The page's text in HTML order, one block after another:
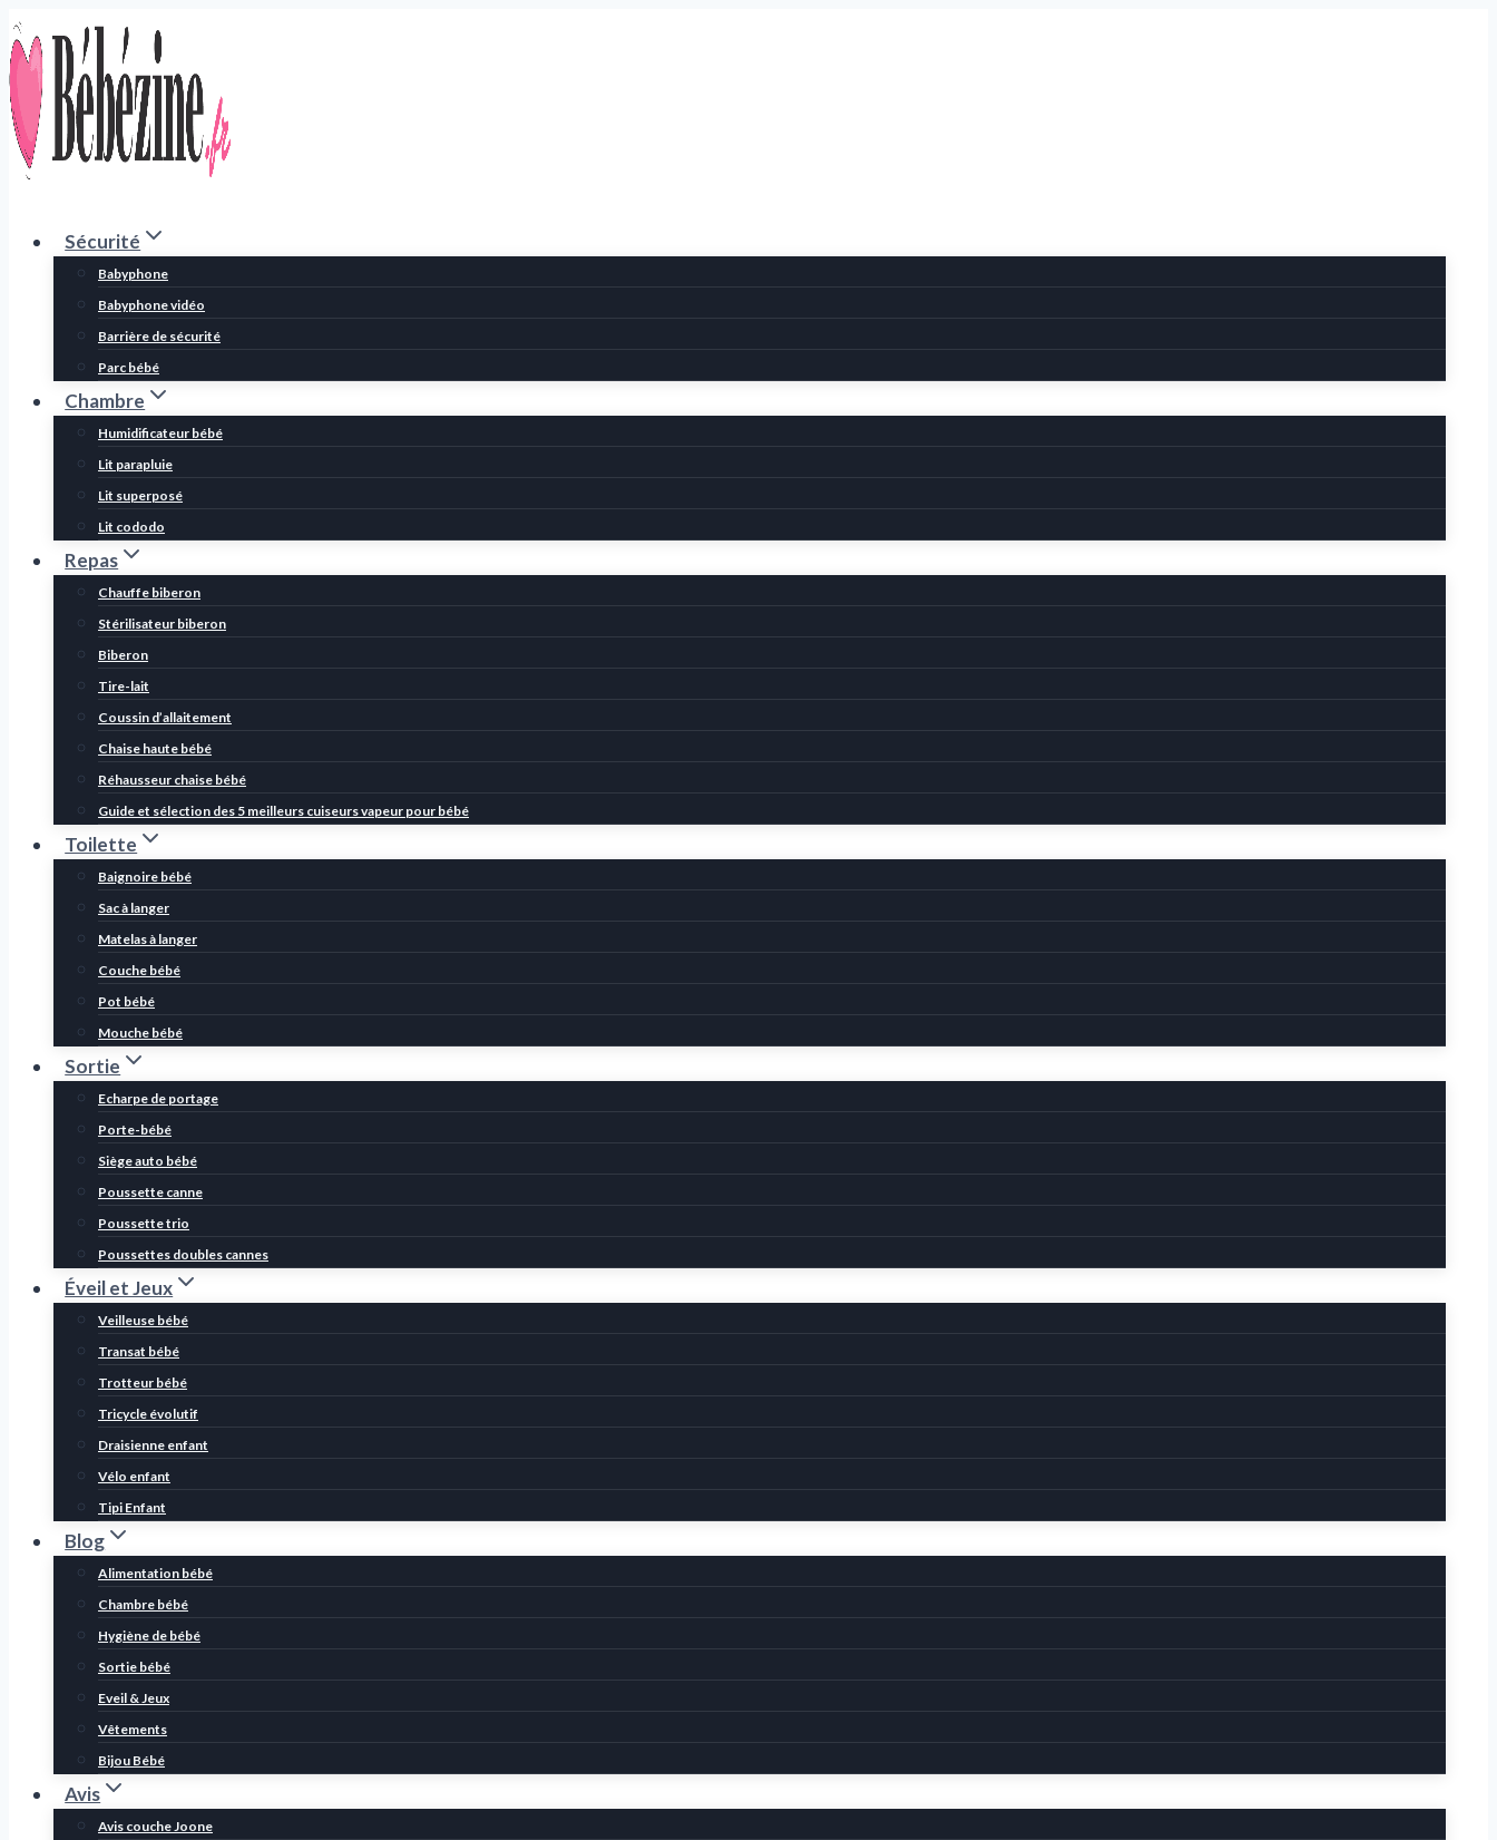
Aller
au
contenu
Sécurité
Babyphone
Babyphone vidéo
Barrière de sécurité
Parc bébé
Chambre
Humidificateur bébé
Lit parapluie
Lit superposé
Lit cododo
Repas
Chauffe biberon
Stérilisateur biberon
Biberon
Tire-lait
Coussin d’allaitement
Chaise haute bébé
Réhausseur chaise bébé
Guide et sélection des 5 meilleurs cuiseurs vapeur pour bébé
Toilette
Baignoire bébé
Sac à langer
Matelas à langer
Couche bébé
Pot bébé
Mouche bébé
Sortie
Echarpe de portage
Porte-bébé
Siège auto bébé
Poussette canne
Poussette trio
Poussettes doubles cannes
Éveil et Jeux
Veilleuse bébé
Transat bébé
Trotteur bébé
Tricycle évolutif
Draisienne enfant
Vélo enfant
Tipi Enfant
Blog
Alimentation bébé
Chambre bébé
Hygiène de bébé
Sortie bébé
Eveil & Jeux
Vêtements
Bijou Bébé
Avis
Avis couche Joone